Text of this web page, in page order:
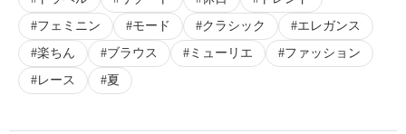
フェミニン
モード クラシック
エレガンス
楽ちん
ブラウス ミューリエ
ファッション
レース
夏